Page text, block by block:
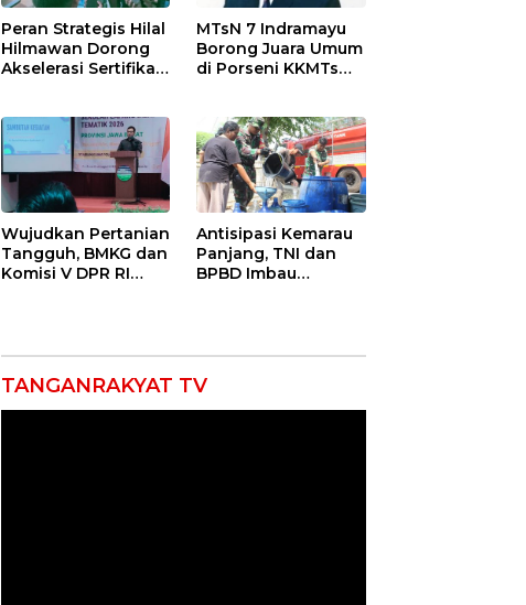
Peran Strategis Hilal
Hilmawan Dorong
Akselerasi Sertifikasi
Kemiskinan di
Indramayu
MTsN 7 Indramayu
Borong Juara Umum
di Porseni KKMTs
Wujudkan Pertanian
Tangguh, BMKG dan
Komisi V DPR RI
Iklim
Antisipasi Kemarau
Panjang, TNI dan
BPBD Imbau
TANGANRAKYAT TV